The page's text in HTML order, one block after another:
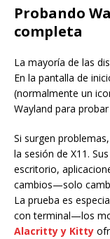
Probando
completa
La mayoría de las
En la pantalla de
(normalmente un
Wayland para
Si surgen
la sesión de X11.
escritorio,
cambios—solo
La prueba es
con terminal—los
Alacritty y Kitty